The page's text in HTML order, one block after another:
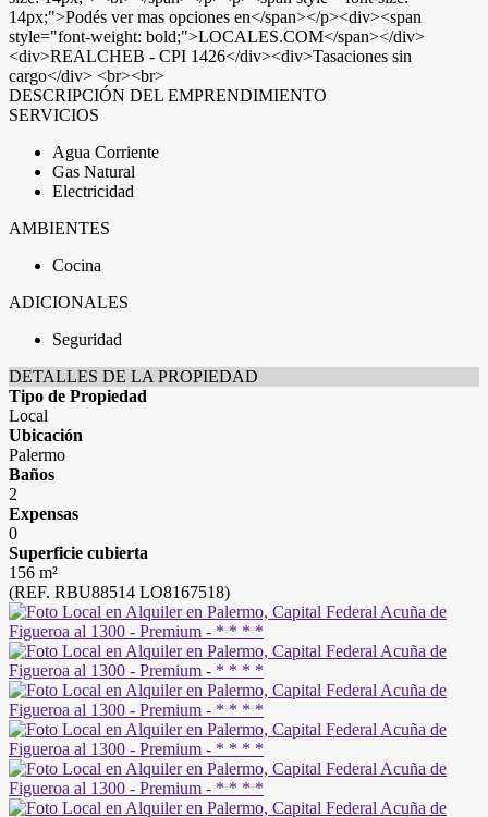
14px;">Podés ver mas opciones en</span></p><div><span
style="font-weight: bold;">LOCALES.COM</span></div>
<div>REALCHEB - CPI 1426</div><div>Tasaciones sin
cargo</div> <br><br>
DESCRIPCIÓN DEL EMPRENDIMIENTO
SERVICIOS
Agua Corriente
Gas Natural
Electricidad
AMBIENTES
Cocina
ADICIONALES
Seguridad
DETALLES DE LA PROPIEDAD
Tipo de Propiedad
Local
Ubicación
Palermo
Baños
2
Expensas
0
Superficie cubierta
156 m²
(REF. RBU88514 LO8167518)